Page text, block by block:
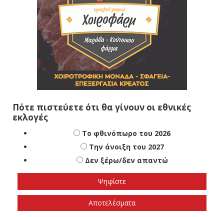
Πότε πιστεύετε ότι θα γίνουν οι εθνικές
εκλογές
Το φθινόπωρο του 2026
Την άνοιξη του 2027
Δεν ξέρω/δεν απαντώ